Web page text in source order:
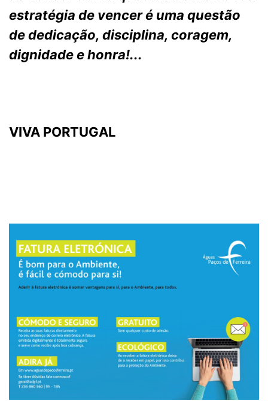
estratégia de vencer é uma questão
de dedicação, disciplina, coragem,
dignidade e honra!...
VIVA PORTUGAL